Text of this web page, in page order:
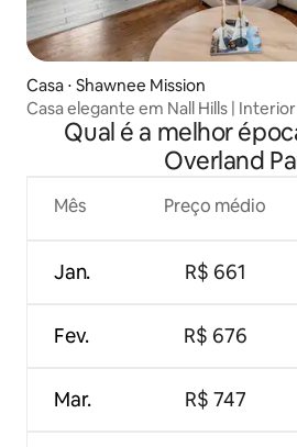
Casa ⋅ Shawnee Mission
Casa elegante em Nall Hills |
Qual é a melhor
Overland
Mês
Jan.
Fev.
Mar.
Preço médio
R$ 661
R$ 676
R$ 747